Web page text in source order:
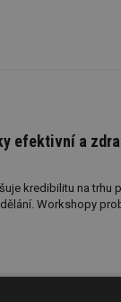
efektivní a
kredibilitu na trhu
Workshopy